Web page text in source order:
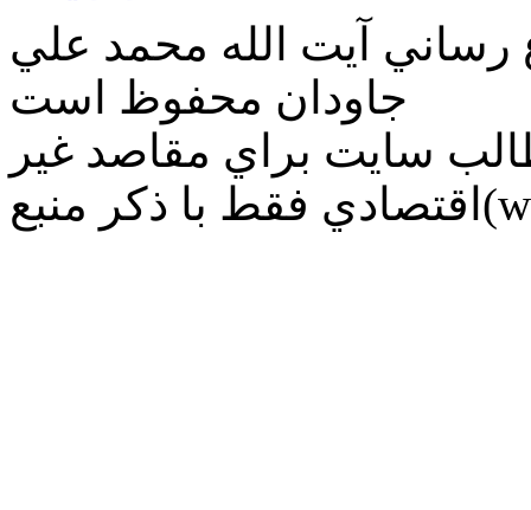
رساني آیت الله محمد علي
جاودان محفوظ است
سايت براي مقاصد غير